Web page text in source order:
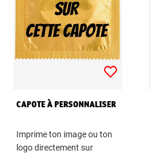
CAPOTE À PERSONNALISER
Imprime ton image ou ton
logo directement sur